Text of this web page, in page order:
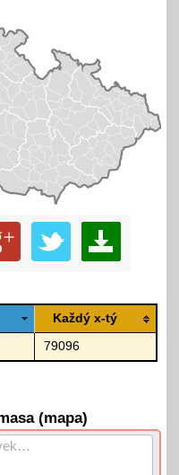
Každý x-tý
79096
(mapa)